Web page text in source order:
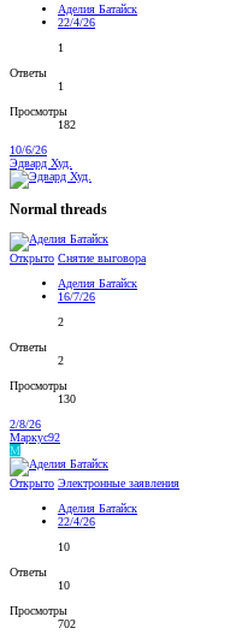
Аделия Батайск
22/4/26
1
Ответы
1
Просмотры
182
10/6/26
Эдвард Худ.
Normal threads
Открыто Снятие выговора
Аделия Батайск
16/7/26
2
Ответы
2
Просмотры
130
2/8/26
Маркус92
М
Открыто Электронные заявления
Аделия Батайск
22/4/26
10
Ответы
10
Просмотры
702